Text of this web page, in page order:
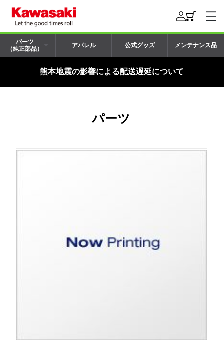
パーツ
（純正部品）
アパレル 公式グッズ メンテナンス品
熊本地震の影響による配送遅延について
パーツ